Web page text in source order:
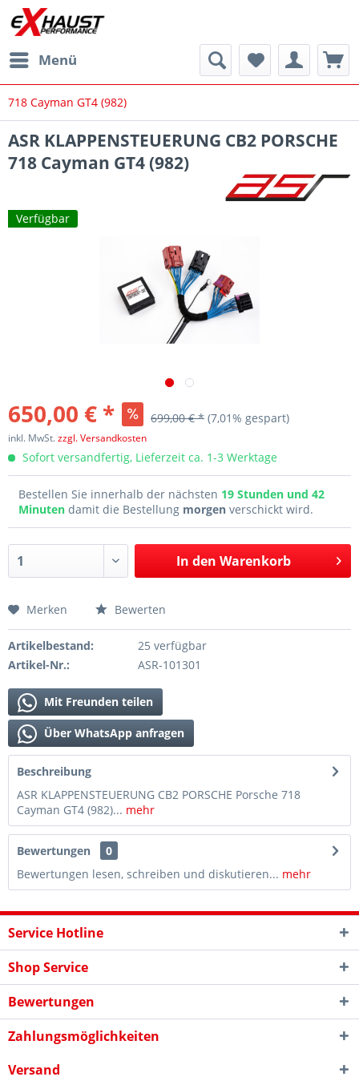
Menü
718 Cayman GT4 (982)
ASR KLAPPENSTEUERUNG CB2 PORSCHE
718 Cayman GT4 (982)
Verfügbar
650,00 € * 699,00 € * (7,01% gespart)
inkl. MwSt.zzgl. Versandkosten
Sofort versandfertig, Lieferzeit ca. 1-3 Werktage
Bestellen Sie innerhalb der nächsten 19 Stunden und 42
Minuten damit die Bestellung morgen verschickt wird.
In den Warenkorb
Merken Bewerten
Artikelbestand:
25 verfügbar
Artikel-Nr.:
ASR-101301
Mit Freunden teilen
Über WhatsApp anfragen
Beschreibung
ASR KLAPPENSTEUERUNG CB2 PORSCHE Porsche 718
Cayman GT4 (982)... mehr
Bewertungen
0
Bewertungen lesen, schreiben und diskutieren... mehr
Service Hotline
Shop Service
Bewertungen
Zahlungsmöglichkeiten
Versand